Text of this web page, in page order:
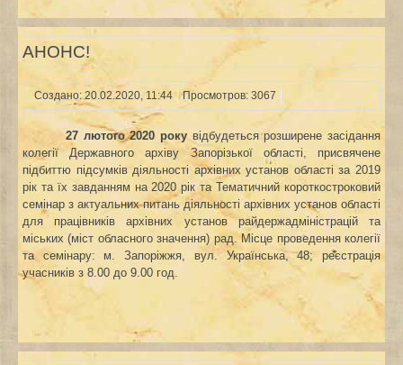
АНОНС!
Создано: 20.02.2020, 11:44 Просмотров: 3067
27 лютого 2020 року відбудеться розширене засідання
колегії Державного архіву Запорізької області, присвячене
підбиттю підсумків діяльності архівних установ області за 2019
рік та їх завданням на 2020 рік та Тематичний короткостроковий
семінар з актуальних питань діяльності архівних установ області
для працівників архівних установ райдержадміністрацій та
міських (міст обласного значення) рад.Місце проведення колегії
та семінару: м. Запоріжжя, вул. Українська, 48; реєстрація
учасників з 8.00 до 9.00 год.